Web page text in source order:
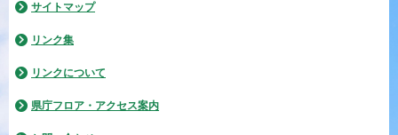
サイトマップ
リンク集
リンクについて
県庁フロア・アクセス案内